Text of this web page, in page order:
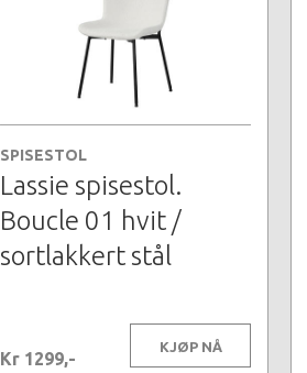
SPISESTOL
Lassie spisestol.
Boucle 01 hvit /
sortlakkert stål
Kr 1299,-
KJØP NÅ